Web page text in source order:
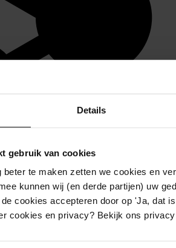
Details
gebruik van cookies
beter te maken zetten we cookies en
kunnen wij (en derde partijen) uw
cookies accepteren door op 'Ja, dat
cookies en privacy? Bekijk ons
een opmerking op de tijdlijn